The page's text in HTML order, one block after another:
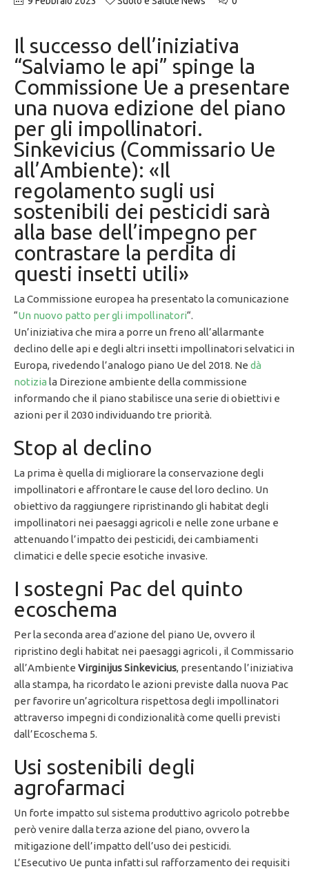
Il successo dell’iniziativa
“Salviamo le api” spinge la
Commissione Ue a presentare
una nuova edizione del piano
per gli impollinatori.
Sinkevicius (Commissario Ue
all’Ambiente): «Il
regolamento sugli usi
sostenibili dei pesticidi sarà
alla base dell’impegno per
contrastare la perdita di
questi insetti utili»
La Commissione europea ha presentato la comunicazione
“Un nuovo patto per gli impollinatori“.
Un’iniziativa che mira a porre un freno all’allarmante
declino delle api e degli altri insetti impollinatori selvatici in
Europa, rivedendo l’analogo piano Ue del 2018. Ne dà
notizia la Direzione ambiente della commissione
informando che il piano stabilisce una serie di obiettivi e
azioni per il 2030 individuando tre priorità.
Stop al declino
La prima è quella di migliorare la conservazione degli
impollinatori e affrontare le cause del loro declino. Un
obiettivo da raggiungere ripristinando gli habitat degli
impollinatori nei paesaggi agricoli e nelle zone urbane e
attenuando l’impatto dei pesticidi, dei cambiamenti
climatici e delle specie esotiche invasive.
I sostegni Pac del quinto
ecoschema
Per la seconda area d’azione del piano Ue, ovvero il
ripristino degli habitat nei paesaggi agricoli , il Commissario
all’Ambiente Virginijus Sinkevicius, presentando l’iniziativa
alla stampa, ha ricordato le azioni previste dalla nuova Pac
per favorire un’agricoltura rispettosa degli impollinatori
attraverso impegni di condizionalità come quelli previsti
dall’Ecoschema 5.
Usi sostenibili degli
agrofarmaci
Un forte impatto sul sistema produttivo agricolo potrebbe
però venire dalla terza azione del piano, ovvero la
mitigazione dell’impatto dell’uso dei pesticidi.
L’Esecutivo Ue punta infatti sul rafforzamento dei requisiti